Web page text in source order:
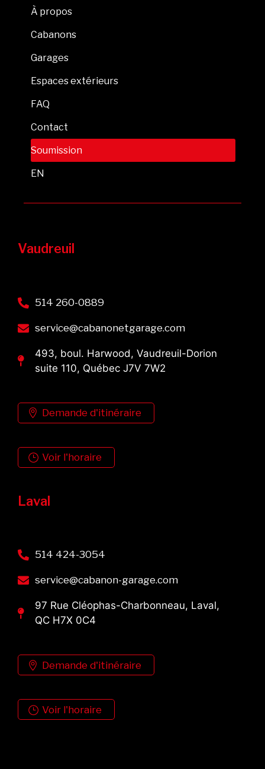
À propos
Cabanons
Garages
Espaces extérieurs
FAQ
Contact
Soumission
EN
Vaudreuil
514 260-0889
service@cabanonetgarage.com
493, boul. Harwood, Vaudreuil-Dorion
suite 110, Québec J7V 7W2
Demande d'itinéraire
Voir l'horaire
Laval
514 424-3054
service@cabanon-garage.com
97 Rue Cléophas-Charbonneau, Laval,
QC H7X 0C4
Demande d'itinéraire
Voir l'horaire